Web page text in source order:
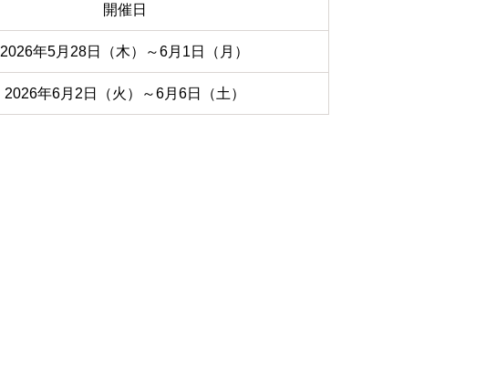
開催日
2026年5月28日（木）～6月1日（月）
2026年6月2日（火）～6月6日（土）